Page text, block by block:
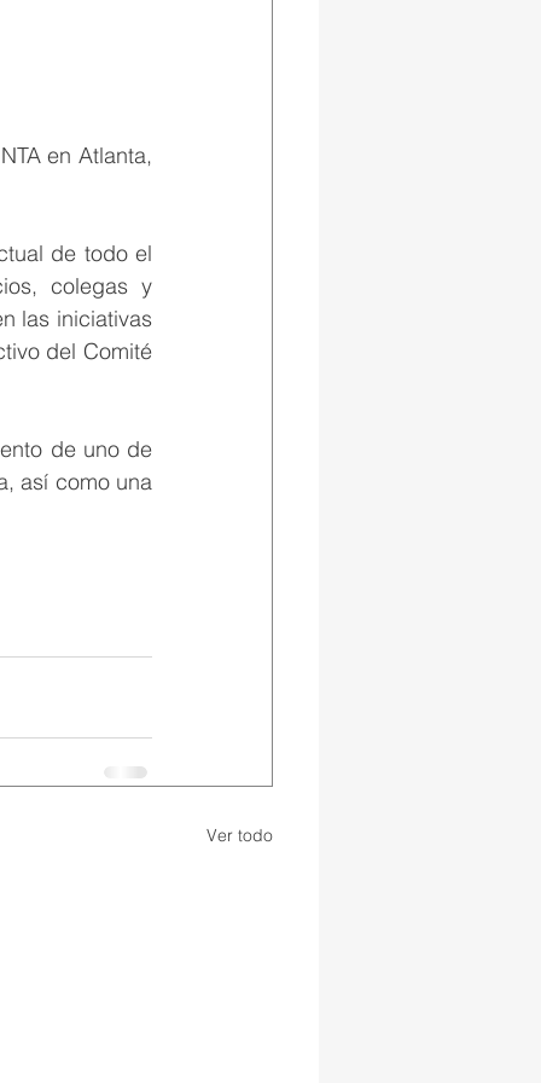
en Atlanta,
de todo el
colegas y
las iniciativas
del Comité
de uno de
así como una
Ver todo